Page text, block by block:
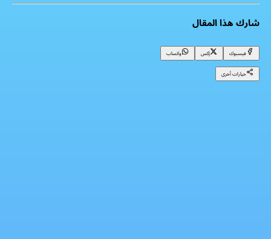
شارك هذا المقال
فيسبوك إكس
واتساب
خيارات أخرى